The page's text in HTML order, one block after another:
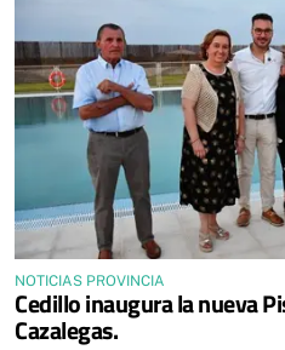
NOTICIAS PROVINCIA
Cedillo inaugura la nueva
Cazalegas.